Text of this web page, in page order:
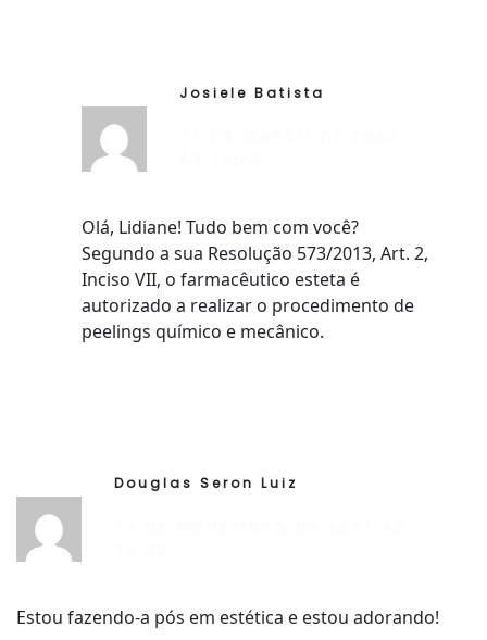
Josiele Batista
Olá, Lidiane! Tudo bem com você?
Segundo a sua Resolução 573/2013, Art. 2,
Inciso VII, o farmacêutico esteta é
autorizado a realizar o procedimento de
peelings químico e mecânico.
Douglas Seron Luiz
Estou fazendo-a pós em estética e estou adorando!